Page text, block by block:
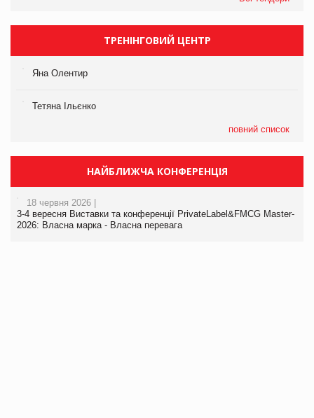
ТРЕНІНГОВИЙ ЦЕНТР
Яна Олентир
Тетяна Ільєнко
повний список
НАЙБЛИЖЧА КОНФЕРЕНЦІЯ
18 червня 2026 |
3-4 вересня Виставки та конференції PrivateLabel&FMCG Master-
2026: Власна марка - Власна перевага